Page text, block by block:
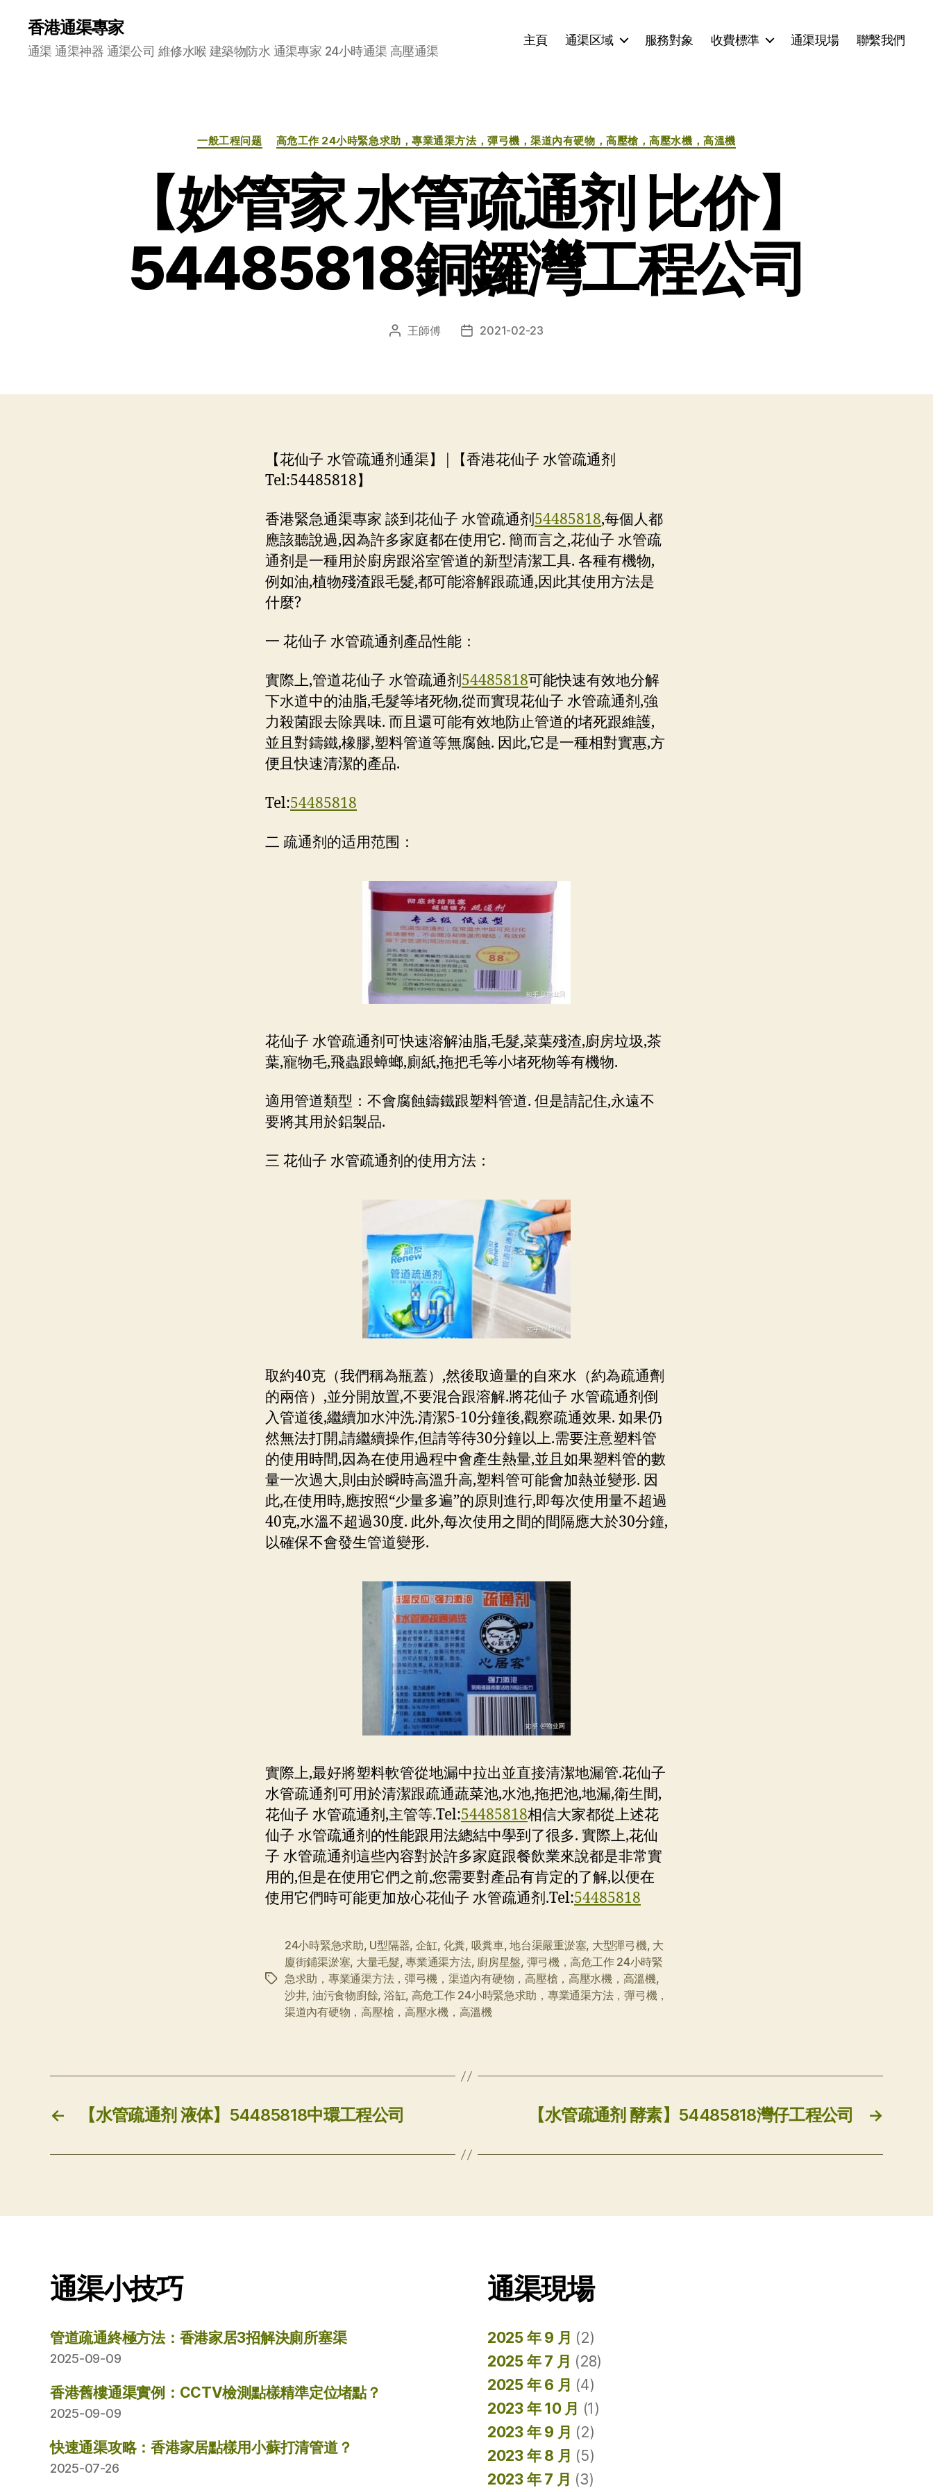
香港通渠專家
通渠 通渠神器 通渠公司 維修水喉 建築物防水 通渠專家 24小時通渠 高壓通渠
主頁 通渠区域 服務對象 收費標準 通渠現場 聯繫我們
分
类
一般工程问题 高危工作 24小時緊急求助，專業通渠方法，彈弓機，渠道內有硬物，高壓槍，高壓水機，高溫機
【妙管家 水管疏通剂 比价】
54485818銅鑼灣工程公司
文 王師傅
发 2021-02-23
【花仙子 水管疏通剂通渠】|【香港花仙子 水管疏通剂
Tel:54485818】
香港緊急通渠專家 談到花仙子 水管疏通剂54485818,每個人都
應該聽說過,因為許多家庭都在使用它. 簡而言之,花仙子 水管疏
通剂是一種用於廚房跟浴室管道的新型清潔工具. 各種有機物,
例如油,植物殘渣跟毛髮,都可能溶解跟疏通,因此其使用方法是
什麼?
一 花仙子 水管疏通剂產品性能：
實際上,管道花仙子 水管疏通剂 54485818可能快速有效地分解
下水道中的油脂,毛髮等堵死物,從而實現花仙子 水管疏通剂,強
力殺菌跟去除異味. 而且還可能有效地防止管道的堵死跟維護,
並且對鑄鐵,橡膠,塑料管道等無腐蝕. 因此,它是一種相對實惠,方
便且快速清潔的產品.
Tel:54485818
二 疏通剂的适用范围：
花仙子 水管疏通剂可快速溶解油脂,毛髮,菜葉殘渣,廚房垃圾,茶
葉,寵物毛,飛蟲跟蟑螂,廁紙,拖把毛等小堵死物等有機物.
適用管道類型：不會腐蝕鑄鐵跟塑料管道. 但是請記住,永遠不
要將其用於鋁製品.
三 花仙子 水管疏通剂的使用方法：
取約40克（我們稱為瓶蓋）,然後取適量的自來水（約為疏通劑
的兩倍）,並分開放置,不要混合跟溶解.將花仙子 水管疏通剂倒
入管道後,繼續加水沖洗.清潔5-10分鐘後,觀察疏通效果. 如果仍
然無法打開,請繼續操作,但請等待30分鐘以上.需要注意塑料管
的使用時間,因為在使用過程中會產生熱量,並且如果塑料管的數
量一次過大,則由於瞬時高溫升高,塑料管可能會加熱並變形. 因
此,在使用時,應按照“少量多遍”的原則進行,即每次使用量不超過
40克,水溫不超過30度. 此外,每次使用之間的間隔應大於30分鐘,
以確保不會發生管道變形.
實際上,最好將塑料軟管從地漏中拉出並直接清潔地漏管.花仙子
水管疏通剂可用於清潔跟疏通蔬菜池,水池,拖把池,地漏,衛生間,
花仙子 水管疏通剂,主管等.Tel:54485818相信大家都從上述花
仙子 水管疏通剂的性能跟用法總結中學到了很多. 實際上,花仙
子 水管疏通剂這些內容對於許多家庭跟餐飲業來說都是非常實
用的,但是在使用它們之前,您需要對產品有肯定的了解,以便在
使用它們時可能更加放心花仙子 水管疏通剂.Tel:54485818
标
24小時緊急求助, U型隔器, 企缸, 化糞, 吸糞車,地台渠嚴重淤塞, 大型彈弓機, 大
廈街鋪渠淤塞, 大量毛髮,專業通渠方法, 廚房星盤, 彈弓機，高危工作 24小時緊
急求助，專業通渠方法，彈弓機，渠道內有硬物，高壓槍，高壓水機，高溫機,
沙井, 油污食物廚餘, 浴缸, 高危工作 24小時緊急求助，專業通渠方法，彈弓機，
渠道內有硬物，高壓槍，高壓水機，高溫機
← 【水管疏通剂 液体】54485818中環工程公司 →
【水管疏通剂 酵素】54485818灣仔工程公司
通渠小技巧
管道疏通終極方法：香港家居3招解決廁所塞渠
2025-09-09
香港舊樓通渠實例：CCTV檢測點樣精準定位堵點？
2025-09-09
快速通渠攻略：香港家居點樣用小蘇打清管道？
2025-07-26
通渠現場
2025 年 9 月 (2)
2025 年 7 月 (28)
2025 年 6 月 (4)
2023 年 10 月 (1)
2023 年 9 月 (2)
2023 年 8 月 (5)
2023 年 7 月 (3)